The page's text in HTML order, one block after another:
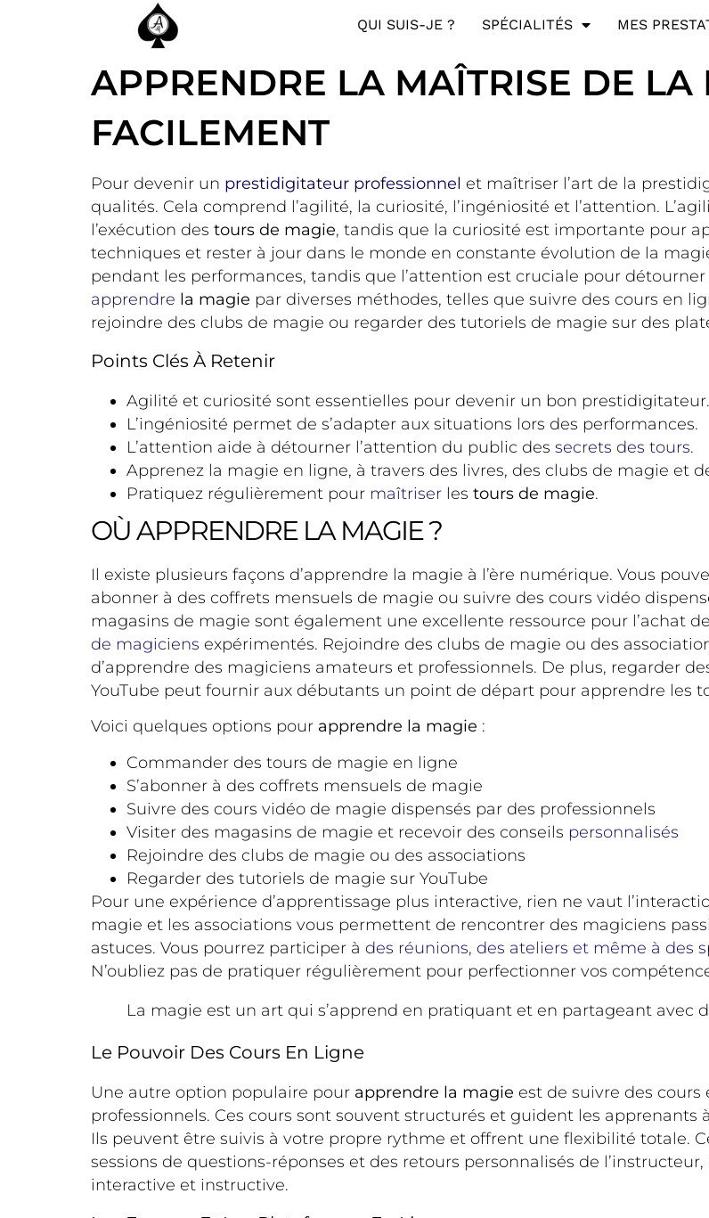
QUI SUIS-JE ? SPÉCIALITÉS MES
APPRENDRE LA MAÎTRISE DE LA
FACILEMENT
Pour devenir un prestidigitateur professionnel et maîtriser l’art de la
qualités. Cela comprend l’agilité, la curiosité, l’ingéniosité et l’attention.
l’exécution des tours de magie, tandis que la curiosité est importante pour
techniques et rester à jour dans le monde en constante évolution de la
pendant les performances, tandis que l’attention est cruciale pour
apprendre la magie par diverses méthodes, telles que suivre des cours en
rejoindre des clubs de magie ou regarder des tutoriels de magie sur des
Points Clés À Retenir
Agilité et curiosité sont essentielles pour devenir un bon prestidigitateur.
L’ingéniosité permet de s’adapter aux situations lors des performances.
L’attention aide à détourner l’attention du public des secrets des tours.
Apprenez la magie en ligne, à travers des livres, des clubs de magie et
Pratiquez régulièrement pour maîtriser les tours de magie.
OÙ APPRENDRE LA MAGIE ?
Il existe plusieurs façons d’apprendre la magie à l’ère numérique. Vous
abonner à des coffrets mensuels de magie ou suivre des cours vidéo
magasins de magie sont également une excellente ressource pour l’achat
de magiciens expérimentés. Rejoindre des clubs de magie ou des
d’apprendre des magiciens amateurs et professionnels. De plus, regarder
YouTube peut fournir aux débutants un point de départ pour apprendre les
Voici quelques options pour apprendre la magie :
Commander des tours de magie en ligne
S’abonner à des coffrets mensuels de magie
Suivre des cours vidéo de magie dispensés par des professionnels
Visiter des magasins de magie et recevoir des conseils personnalisés
Rejoindre des clubs de magie ou des associations
Regarder des tutoriels de magie sur YouTube
Pour une expérience d’apprentissage plus interactive, rien ne vaut
magie et les associations vous permettent de rencontrer des magiciens
astuces. Vous pourrez participer à des réunions, des ateliers et même à des
N’oubliez pas de pratiquer régulièrement pour perfectionner vos
La magie est un art qui s’apprend en pratiquant et en partageant avec
Le Pouvoir Des Cours En Ligne
Une autre option populaire pour apprendre la magie est de suivre des
professionnels. Ces cours sont souvent structurés et guident les
Ils peuvent être suivis à votre propre rythme et offrent une flexibilité totale.
sessions de questions-réponses et des retours personnalisés de
interactive et instructive.